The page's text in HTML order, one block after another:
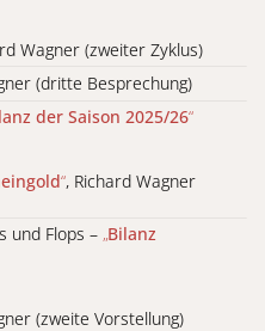
Wagner (zweiter Zyklus)
(dritte Besprechung)
der Saison 2025/26“
“, Richard Wagner
und Flops – „Bilanz
(zweite Vorstellung)